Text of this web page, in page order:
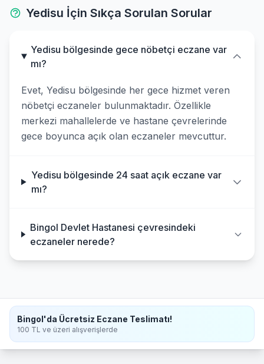
Yedisu İçin Sıkça Sorulan Sorular
Yedisu bölgesinde gece nöbetçi eczane var
mı?
Evet, Yedisu bölgesinde her gece hizmet veren
nöbetçi eczaneler bulunmaktadır. Özellikle
merkezi mahallelerde ve hastane çevrelerinde
gece boyunca açık olan eczaneler mevcuttur.
Yedisu bölgesinde 24 saat açık eczane var
mı?
Bingol Devlet Hastanesi çevresindeki
eczaneler nerede?
Bingol'da Ücretsiz Eczane Teslimatı!
100 TL ve üzeri alışverişlerde